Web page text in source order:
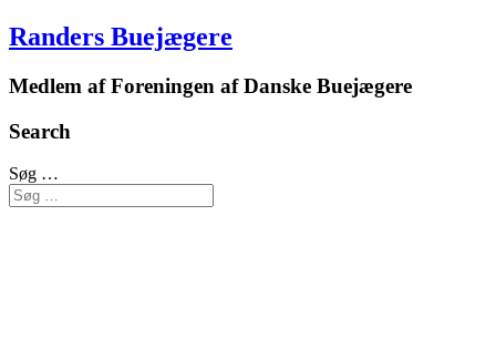
Randers Buejægere
Medlem af Foreningen af Danske Buejægere
Search
Søg …